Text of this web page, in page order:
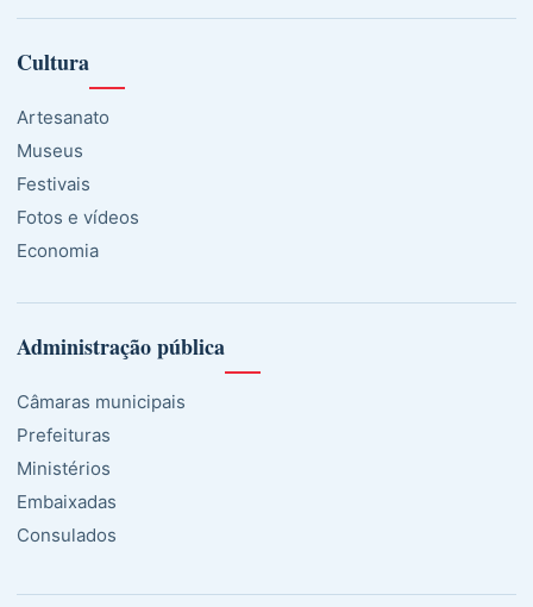
Cultura
Artesanato
Museus
Festivais
Fotos e vídeos
Economia
Administração pública
Câmaras municipais
Prefeituras
Ministérios
Embaixadas
Consulados